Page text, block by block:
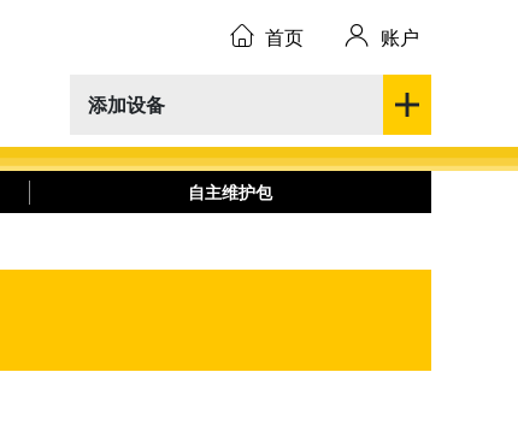
添加设备
首页 账户
自主维护包